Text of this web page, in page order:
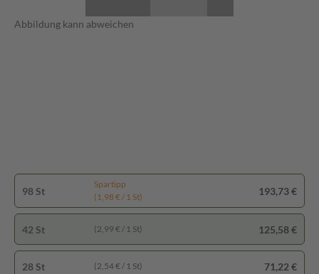
Abbildung kann abweichen
98 St
Spartipp
(1,98 € / 1 St)
193,73 €
42 St (2,99 € / 1 St) 125,58 €
28 St (2,54 € / 1 St) 71,22 €